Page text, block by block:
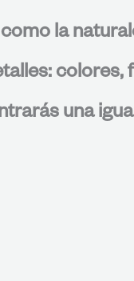
la
colores,
una